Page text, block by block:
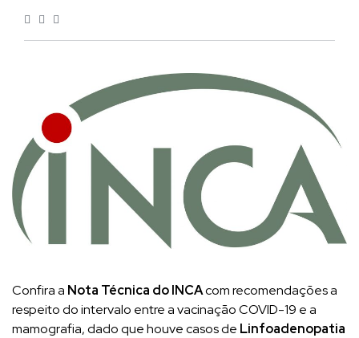
Confira a Nota Técnica do INCAcom recomendações a
respeito do intervalo entre a vacinação COVID-19 e a
mamografia, dado que houve casos de Linfoadenopatia